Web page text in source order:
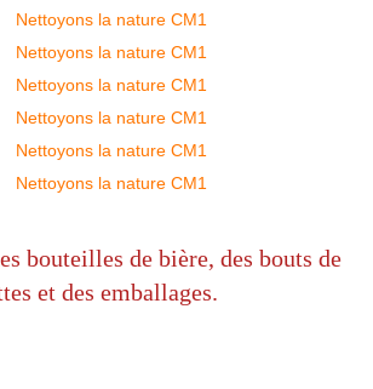
bouteilles de bière, des bouts de
et des emballages.